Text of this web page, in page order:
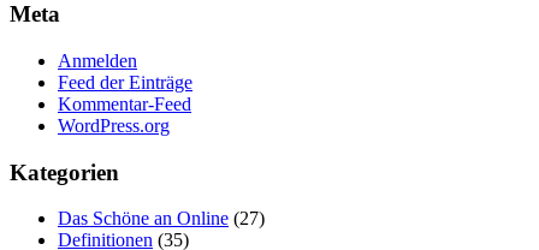
Meta
Anmelden
Feed der Einträge
Kommentar-Feed
WordPress.org
Kategorien
Das Schöne an Online (27)
Definitionen (35)